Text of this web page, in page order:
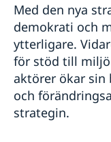
Med den nya
demokrati och
ytterligare.
för stöd till
aktörer ökar sin
och
strategin.